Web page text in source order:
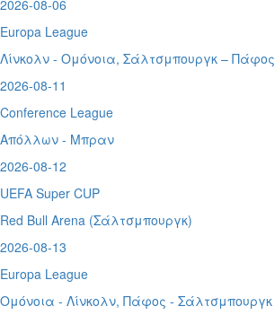
2026-08-06
Europa League
Λίνκολν - Ομόνοια, Σάλτσμπουργκ – Πάφος
2026-08-11
Conference League
Απόλλων - Μπραν
2026-08-12
UEFA Super CUP
Red Bull Arena (Σάλτσμπουργκ)
2026-08-13
Europa League
Ομόνοια - Λίνκολν, Πάφος - Σάλτσμπουργκ